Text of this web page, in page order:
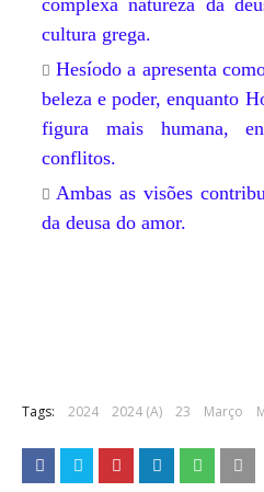
complexa natureza da
cultura grega.
Hesíodo a apresenta
beleza e poder, enquanto
figura mais humana,
conflitos.
Ambas as visões
da deusa do amor.
Tags: 2024 2024 (A) 23 Março